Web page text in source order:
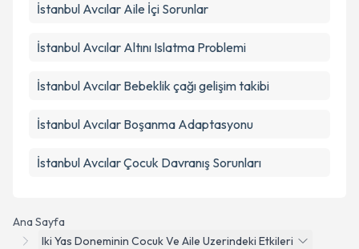
Ana Sayfa
Iki Yas Doneminin Cocuk Ve Aile Uzerindeki Etkileri
İstanbul Avcılar Aile İçi Sorunlar
İstanbul Avcılar Altını Islatma Problemi
İstanbul Avcılar Bebeklik çağı gelişim takibi
İstanbul Avcılar Boşanma Adaptasyonu
İstanbul Avcılar Çocuk Davranış Sorunları